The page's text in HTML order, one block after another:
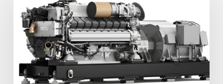
predstavlja
nove
brodske
pogonske
sisteme
na
SMM